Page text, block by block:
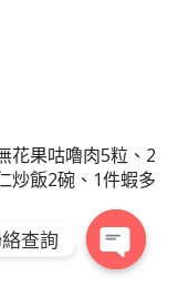
花果咕嚕肉5粒、2
炒飯2碗、1件蝦多
查詢